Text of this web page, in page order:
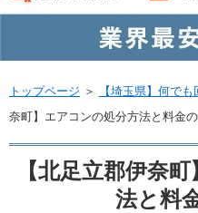
トップページ ＞ 【埼玉県】何で
奈町】エアコンの処分方法と料金
【北足立郡伊奈
法と料